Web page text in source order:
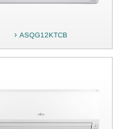
ASQG12KTCB